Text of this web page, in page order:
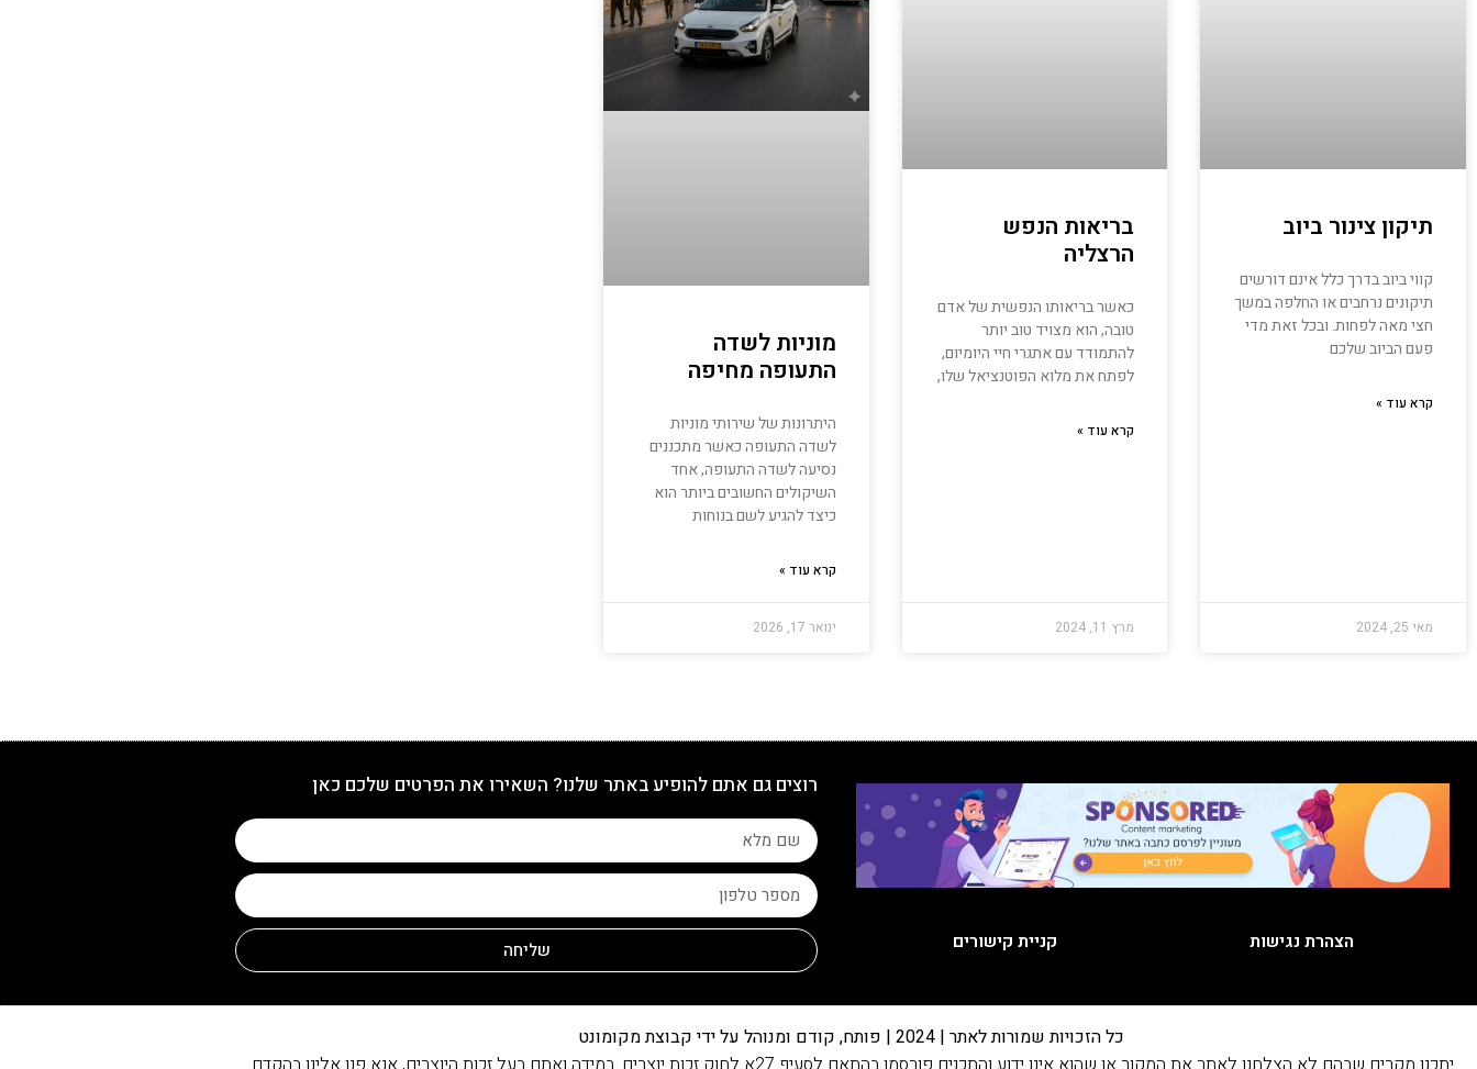
תיקון צינור ביוב
קווי ביוב בדרך כלל אינם דורשים
תיקונים נרחבים או החלפה במשך
חצי מאה לפחות. ובכל זאת מדי
פעם הביוב שלכם
קרא עוד »
מאי 25, 2024
בריאות הנפש
הרצליה
כאשר בריאותו הנפשית של אדם
טובה, הוא מצויד טוב יותר
להתמודד עם אתגרי חיי היומיום,
לפתח את מלוא הפוטנציאל שלו,
קרא עוד »
מרץ 11, 2024
מוניות לשדה
התעופה מחיפה
היתרונות של שירותי מוניות
לשדה התעופה כאשר מתכננים
נסיעה לשדה התעופה, אחד
השיקולים החשובים ביותר הוא
כיצד להגיע לשם בנוחות
קרא עוד »
ינואר 17, 2026
הצהרת נגישות קניית קישורים
רוצים גם אתם להופיע באתר שלנו? השאירו את הפרטים שלכם כאן
שליחה
כל הזכויות שמורות לאתר | 2024 | פותח, קודם ומנוהל על ידי קבוצת מקומונט